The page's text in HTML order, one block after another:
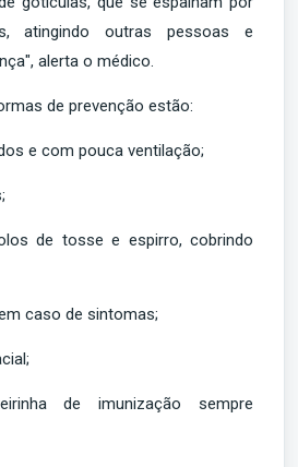
atingindo outras pessoas e
alerta o médico.
de prevenção estão:
e com pouca ventilação;
de tosse e espirro, cobrindo
caso de sintomas;
de imunização sempre